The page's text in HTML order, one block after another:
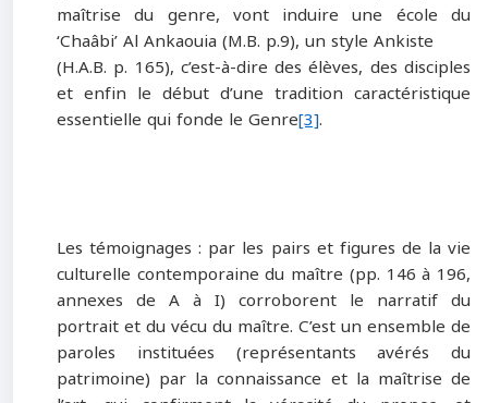
maîtrise du genre, vont induire une école du
‘Chaâbi’ Al Ankaouia (M.B. p.9), un style Ankiste
(H.A.B. p. 165), c’est-à-dire des élèves, des disciples
et enfin le début d’une tradition caractéristique
essentielle qui fonde le Genre[3].
Les témoignages : par les pairs et figures de la vie
culturelle contemporaine du maître (pp. 146 à 196,
annexes de A à I) corroborent le narratif du
portrait et du vécu du maître. C’est un ensemble de
paroles instituées (représentants avérés du
patrimoine) par la connaissance et la maîtrise de